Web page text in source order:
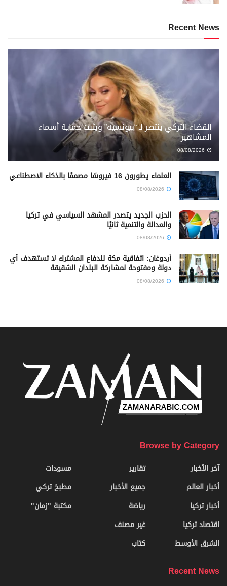
Recent News
القضاء التركي ينتصر لـ “بيونسيه” ويثبت حماية أسماء
المشاهير
العلماء يطورون 16 فيروسًا مصممًا بالذكاء الاصطناعي
الحزب الجديد يتصدر المشهد السياسي في تركيا
والعدالة والتنمية ثانيًا
أردوغان: اتفاقية مكة للدفاع المشترك لا تستهدف أي
دولة ومفتوحة لمشاركة البلدان الشقيقة
Browse by Category
آخر الأخبار
أخبار العالم
أخبار تركيا
اقتصاد تركيا
الشرق الأوسط
تقارير
جميع الأخبار
رياضة
غير مصنف
كتاب
مسودات
مطبخ تركي
مكتبة "زمان"
Recent News